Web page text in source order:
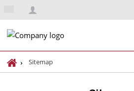
e
H
o
Sitemap